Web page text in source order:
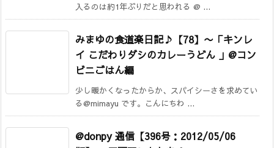
入るのは約1年ぶりだと思われる @ ...
みまゆの食道楽日記♪【78】〜「キンレ
イ こだわりダシのカレーうどん 」@コン
ビニごはん編
少し暖かくなったからか、スパイシーさを求めてい
る@mimayu です。こんにちわ ...
@donpy 通信【396号：2012/05/06